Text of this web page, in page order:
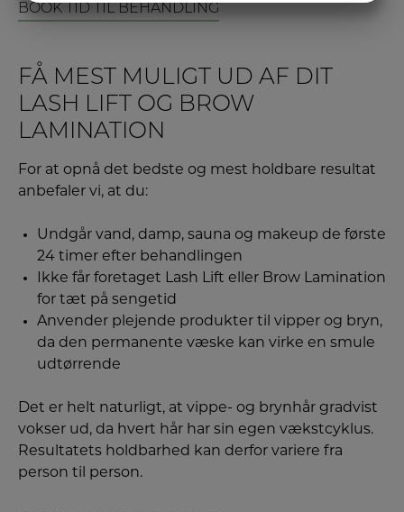
BOOK TID TIL BEHANDLING
FÅ MEST MULIGT UD AF DIT
LASH LIFT OG BROW
LAMINATION
For at opnå det bedste og mest holdbare resultat
anbefaler vi, at du:
Undgår vand, damp, sauna og makeup de første
24 timer efter behandlingen
Ikke får foretaget Lash Lift eller Brow Lamination
for tæt på sengetid
Anvender plejende produkter til vipper og bryn,
da den permanente væske kan virke en smule
udtørrende
Det er helt naturligt, at vippe- og brynhår gradvist
vokser ud, da hvert hår har sin egen vækstcyklus.
Resultatets holdbarhed kan derfor variere fra
person til person.
MARKETING